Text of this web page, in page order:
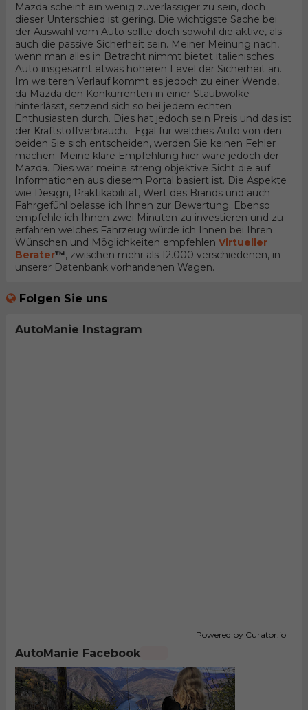
Mazda scheint ein wenig zuverlässiger zu sein, doch
dieser Unterschied ist gering. Die wichtigste Sache bei
der Auswahl vom Auto sollte doch sowohl die aktive, als
auch die passive Sicherheit sein. Meiner Meinung nach,
wenn man alles in Betracht nimmt bietet italienisches
Auto insgesamt etwas höheren Level der Sicherheit an.
Im weiteren Verlauf kommt es jedoch zu einer Wende,
da Mazda den Konkurrenten in einer Staubwolke
hinterlässt, setzend sich so bei jedem echten
Enthusiasten durch. Dies hat jedoch sein Preis und das ist
der Kraftstoffverbrauch... Egal für welches Auto von den
beiden Sie sich entscheiden, werden Sie keinen Fehler
machen. Meine klare Empfehlung hier wäre jedoch der
Mazda. Dies war meine streng objektive Sicht die auf
Informationen aus diesem Portal basiert ist. Die Aspekte
wie Design, Praktikabilität, Wert des Brands und auch
Fahrgefühl belasse ich Ihnen zur Bewertung. Ebenso
empfehle ich Ihnen zwei Minuten zu investieren und zu
erfahren welches Fahrzeug würde ich Ihnen bei Ihren
Wünschen und Möglichkeiten empfehlen Virtueller
Berater™, zwischen mehr als 12.000 verschiedenen, in
unserer Datenbank vorhandenen Wagen.
Folgen Sie uns
AutoManie Instagram
Powered by Curator.io
AutoManie Facebook